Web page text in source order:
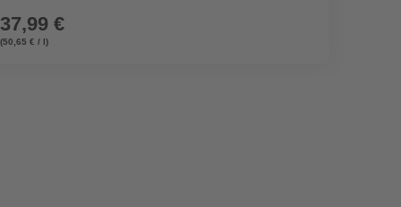
37,99 €
(50,65 € / l)